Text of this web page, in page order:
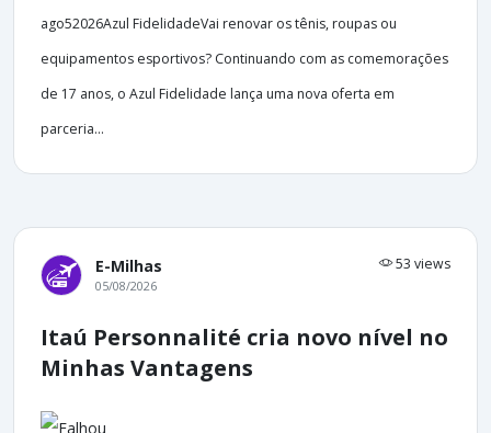
ago52026Azul FidelidadeVai renovar os tênis, roupas ou
equipamentos esportivos? Continuando com as comemorações
de 17 anos, o Azul Fidelidade lança uma nova oferta em
parceria...
E-Milhas 53 views
05/08/2026
Itaú Personnalité cria novo nível no
Minhas Vantagens